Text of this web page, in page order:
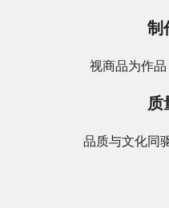
制
视商品为作品
质
品质与文化同